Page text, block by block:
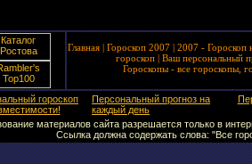
Главная | Гороскоп 2007 | 2007 - Гороскоп
гороскоп| Ваш персональный
Гороскопы - все гороскопы,
гороскоп
Персональный прогноз на
каждый день
материалов сайта разрешается только в
Ссылка должна содержать слова: "Все